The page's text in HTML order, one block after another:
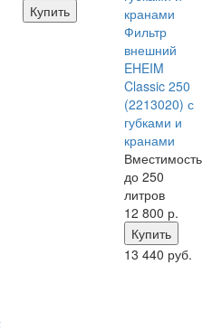
Купить
Фильтр
внешний
EHEIM
Classic 250
(2213020) с
губками и
кранами
Вместимость
до 250
литров
12 800 р.
Купить
13 440 руб.